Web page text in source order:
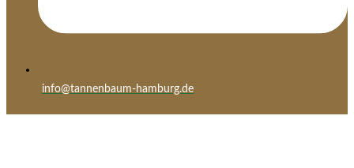
info@tannenbaum-hamburg.de